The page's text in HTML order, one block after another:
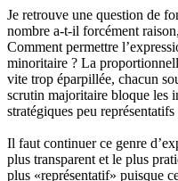
Je retrouve une question de
nombre a-t-il forcément
Comment permettre
minoritaire ? La
vite trop éparpillée, chacun
scrutin majoritaire bloque les
stratégiques peu
Il faut continuer ce genre
plus transparent et le plus
plus «représentatif» puisque